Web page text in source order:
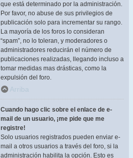
que está determinado por la administración.
Por favor, no abuse de sus privilegios de
publicación solo para incrementar su rango.
La mayoría de los foros lo consideran
“spam”, no lo toleran, y moderadores o
administradores reducirán el número de
publicaciones realizadas, llegando incluso a
tomar medidas mas drásticas, como la
expulsión del foro.
Arriba
Cuando hago clic sobre el enlace de e-
mail de un usuario, ¡me pide que me
registre!
Solo usuarios registrados pueden enviar e-
mail a otros usuarios a través del foro, si la
administración habilita la opción. Esto es